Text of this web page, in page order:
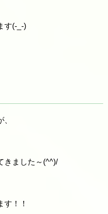
す(-_-)
きました～(^^)/
！！